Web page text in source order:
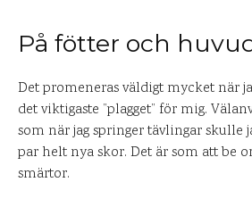
På fötter och
Det promeneras väldigt mycket när
det viktigaste ”plagget” för mig.
som när jag springer tävlingar skulle
par helt nya skor. Det är som att be
smärtor.